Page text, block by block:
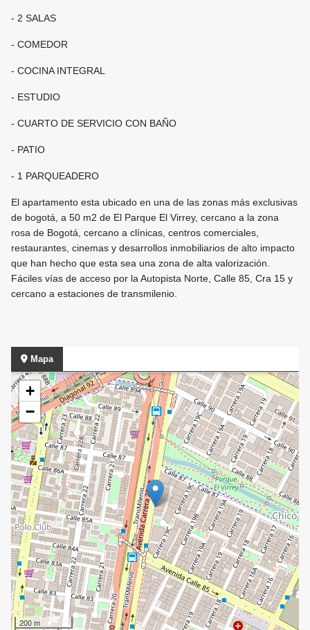
- 2 SALAS
- COMEDOR
- COCINA INTEGRAL
- ESTUDIO
- CUARTO DE SERVICIO CON BAÑO
- PATIO
- 1 PARQUEADERO
El apartamento esta ubicado en una de las zonas más exclusivas
de bogotá, a 50 m2 de El Parque El Virrey, cercano a la zona
rosa de Bogotá, cercano a clínicas, centros comerciales,
restaurantes, cinemas y desarrollos inmobiliarios de alto impacto
que han hecho que esta sea una zona de alta valorización.
Fáciles vías de acceso por la Autopista Norte, Calle 85, Cra 15 y
cercano a estaciones de transmilenio.
Mapa
+
−
200 m